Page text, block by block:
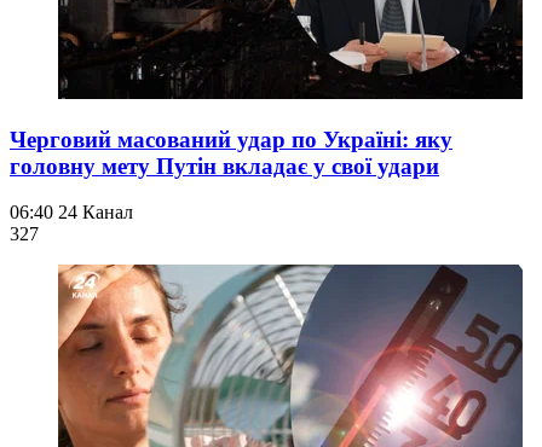
Черговий масований удар по Україні: яку
головну мету Путін вкладає у свої удари
06:40 24 Канал
327